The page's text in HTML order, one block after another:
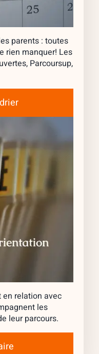
parents : toutes
rien manquer! Les
Parcoursup,
en relation avec
les
leur parcours.